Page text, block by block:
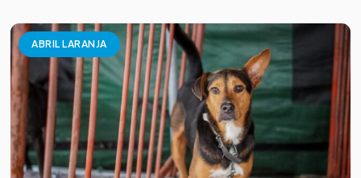
ABRIL LARANJA